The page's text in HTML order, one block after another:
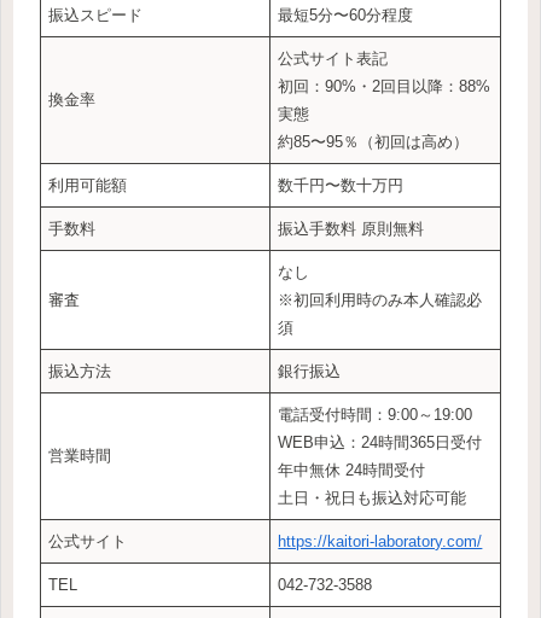
振込スピード 最短5分〜60分程度
換金率
公式サイト表記
初回：90%・2回目以降：88%
実態
約85〜95％（初回は高め）
利用可能額 数千円〜数十万円
手数料 振込手数料 原則無料
審査
なし
※初回利用時のみ本人確認必
須
振込方法 銀行振込
営業時間
電話受付時間：9:00～19:00
WEB申込：24時間365日受付
年中無休 24時間受付
土日・祝日も振込対応可能
公式サイト https://kaitori-laboratory.com/
TEL 042-732-3588